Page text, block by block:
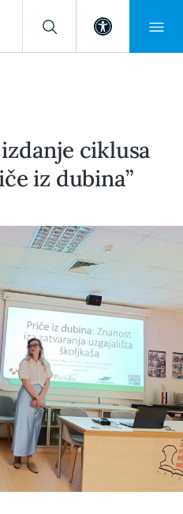
Open
ciklusa
iz dubina”